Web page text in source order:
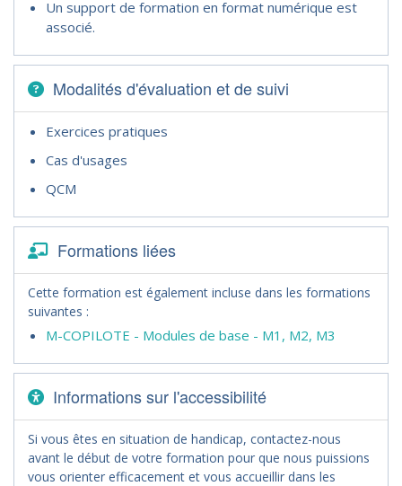
Un support de formation en format numérique est
associé.
Modalités d'évaluation et de suivi
Exercices pratiques
Cas d'usages
QCM
Formations liées
Cette formation est également incluse dans les formations
suivantes :
M-COPILOTE - Modules de base - M1, M2, M3
Informations sur l'accessibilité
Si vous êtes en situation de handicap, contactez-nous
avant le début de votre formation pour que nous puissions
vous orienter efficacement et vous accueillir dans les